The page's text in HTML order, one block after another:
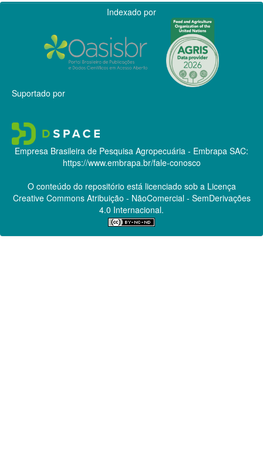
Indexado por
Suportado por
Empresa Brasileira de Pesquisa Agropecuária - Embrapa SAC:
https://www.embrapa.br/fale-conosco
O conteúdo do repositório está licenciado sob a Licença
Creative CommonsAtribuição - NãoComercial - SemDerivações
4.0 Internacional.